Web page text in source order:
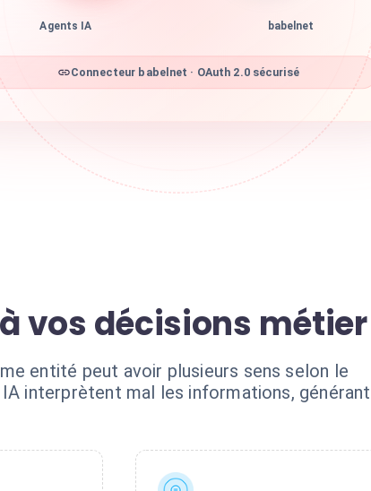
Agents IA babelnet
Connecteur babelnet · OAuth 2.0 sécurisé
vos décisions métier
entité peut avoir plusieurs sens selon le
interprètent mal les informations,